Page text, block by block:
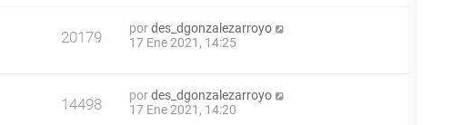
20179 pordes_dgonzalezarroyo
17 Ene 2021, 14:25
14498 pordes_dgonzalezarroyo
17 Ene 2021, 14:20